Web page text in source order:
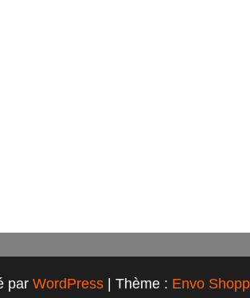
par WordPress | Thème : Envo